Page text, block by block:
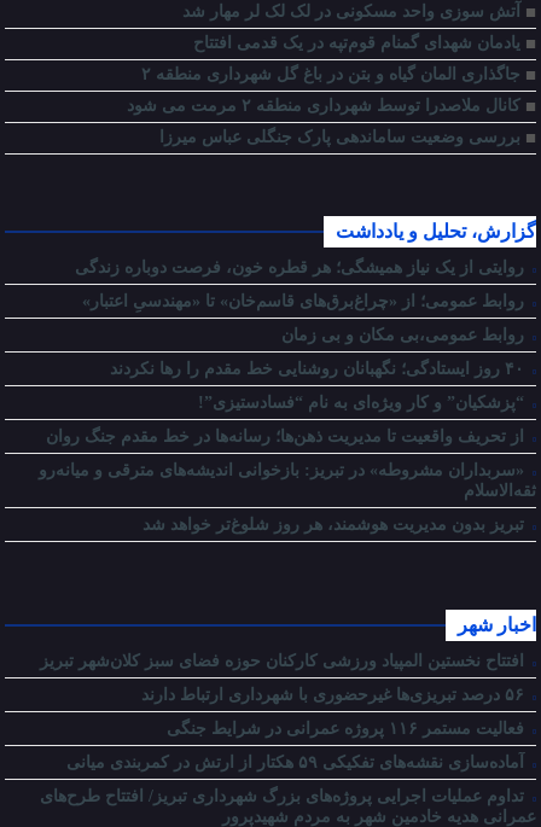
آتش سوزی واحد مسکونی در لک لک لر مهار شد
یادمان شهدای گمنام قوم‌تپه در یک قدمی افتتاح
جاگذاری المان گیاه و بتن در باغ گل شهرداری منطقه ۲
کانال ملاصدرا توسط شهرداری منطقه ۲ مرمت می شود
بررسی وضعیت ساماندهی پارک جنگلی عباس میرزا
گزارش، تحلیل و یادداشت
روایتی از یک نیاز همیشگی؛ هر قطره خون، فرصت دوباره زندگی
روابط عمومی؛ از «چراغ‌برق‌های قاسم‌خان» تا «مهندسیِ اعتبار»
روابط عمومی،بی مکان و بی زمان
“پزشکیان” و کار ویژه‌ای به نام “فسادستیزی”!
از تحریف واقعیت تا مدیریت ذهن‌ها؛ رسانه‌ها در خط مقدم جنگ روان
«سربداران مشروطه» در تبریز: بازخوانی اندیشه‌های مترقی و میانه‌رو
ثقه‌الاسلام
تبریز بدون مدیریت هوشمند، هر روز شلوغ‌تر خواهد شد
اخبار شهر
افتتاح نخستین المپیاد ورزشی کارکنان حوزه فضای سبز کلان‌شهر تبریز
فعالیت مستمر ۱۱۶ پروژه عمرانی در شرایط جنگی
آماده‌سازی نقشه‌های تفکیکی ۵۹ هکتار از ارتش در کمربندی میانی
تداوم عملیات اجرایی پروژه‌های بزرگ شهرداری تبریز/ افتتاح طرح‌های
عمرانی هدیه خادمین شهر به مردم شهیدپرور